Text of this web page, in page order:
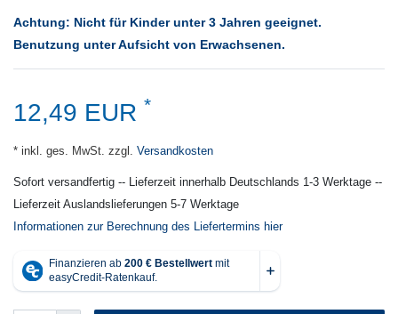
Achtung: Nicht für Kinder unter 3 Jahren geeignet.
Benutzung unter Aufsicht von Erwachsenen.
12,49 EUR *
* inkl. ges. MwSt. zzgl. Versandkosten
Sofort versandfertig -- Lieferzeit innerhalb Deutschlands 1-3 Werktage --
Lieferzeit Auslandslieferungen 5-7 Werktage
Informationen zur Berechnung des Liefertermins hier